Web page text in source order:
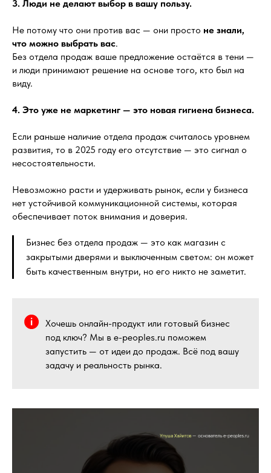
3. Люди не делают выбор в вашу пользу.
Не потому что они против вас — они просто не знали,
что можно выбрать вас.
Без отдела продаж ваше предложение остаётся в тени —
и люди принимают решение на основе того, кто был на
виду.
4. Это уже не маркетинг — это новая гигиена бизнеса.
Если раньше наличие отдела продаж считалось уровнем
развития, то в 2025 году его отсутствие — это сигнал о
несостоятельности.
Невозможно расти и удерживать рынок, если у бизнеса
нет устойчивой коммуникационной системы, которая
обеспечивает поток внимания и доверия.
Бизнес без отдела продаж — это как магазин с
закрытыми дверями и выключенным светом: он может
быть качественным внутри, но его никто не заметит.
Хочешь онлайн-продукт или готовый бизнес
под ключ? Мы в e-peoples.ru поможем
запустить — от идеи до продаж. Всё под вашу
задачу и реальность рынка.